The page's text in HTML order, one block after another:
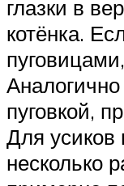
глазки в
котёнка.
пуговкой,
Для усиков
несколько